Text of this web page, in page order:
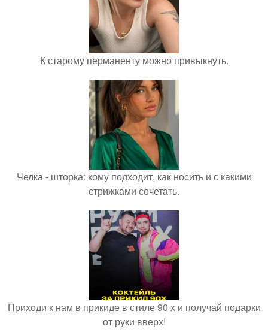
К старому перманенту можно привыкнуть.
Челка - шторка: кому подходит, как носить и с какими
стрижками сочетать.
Приходи к нам в прикиде в стиле 90 х и получай подарки
от руки вверх!